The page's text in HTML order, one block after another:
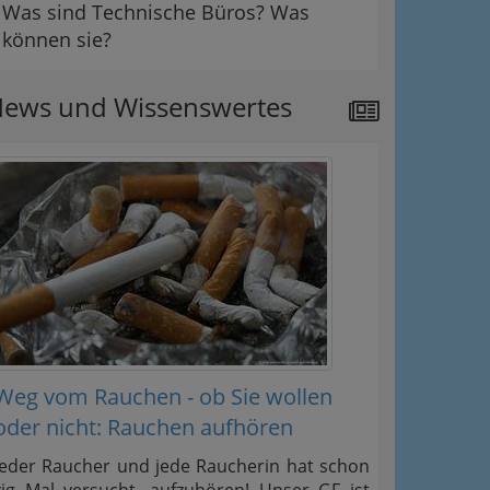
Was sind Technische Büros? Was
können sie?
und Wissenswertes
vom Rauchen - ob Sie wollen
nicht: Rauchen aufhören
Raucher und jede Raucherin hat schon